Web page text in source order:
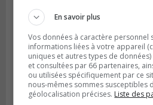
En savoir plus
Vos données à caractère personnel
informations liées à votre appareil
uniques et autres types de
et consultées par 66 partenaires,
ou utilisées spécifiquement par ce
nous-mêmes sommes susceptibles
géolocalisation précises. Liste des